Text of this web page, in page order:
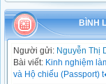
BÌNH
Người gửi: Nguyễn Thị
Bài viết: Kinh nghiệm
và Hộ chiếu (Passport)